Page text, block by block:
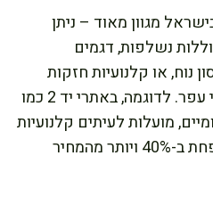
מגוון מאוד – ניתן
נשלפות, דגמים
או קלנועיות חזקות
ארבע-גלגליות לנסיעה בדרכי עפר. לדוגמה, באתרי יד 2 כמו
מועלות לעיתים קלנועיות
במצב כמעט חדש במחיר מופחת ב-40% ויותר מהמחיר